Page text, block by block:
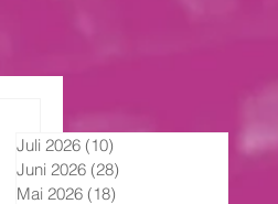
Juli 2026 (10)
Juni 2026 (28)
Mai 2026 (18)